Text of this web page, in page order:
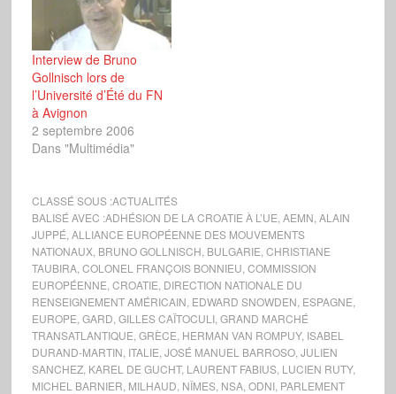
Interview de Bruno
Gollnisch lors de
l’Université d’Été du FN
à Avignon
2 septembre 2006
Dans "Multimédia"
CLASSÉ SOUS :ACTUALITÉS
BALISÉ AVEC :ADHÉSION DE LA CROATIE À L’UE AEMN ALAIN
JUPPÉ ALLIANCE EUROPÉENNE DES MOUVEMENTS
NATIONAUX, BRUNO GOLLNISCH BULGARIE CHRISTIANE
TAUBIRA, COLONEL FRANÇOIS BONNIEU COMMISSION
EUROPÉENNE CROATIE DIRECTION NATIONALE DU
RENSEIGNEMENT AMÉRICAIN EDWARD SNOWDEN ESPAGNE
EUROPE GARD GILLES CAÏTOCULI, GRAND MARCHÉ
TRANSATLANTIQUE GRÈCE HERMAN VAN ROMPUY, ISABEL
DURAND-MARTIN ITALIE JOSÉ MANUEL BARROSO, JULIEN
SANCHEZ, KAREL DE GUCHT, LAURENT FABIUS, LUCIEN RUTY,
MICHEL BARNIER MILHAUD NÎMES, NSA, ODNI, PARLEMENT